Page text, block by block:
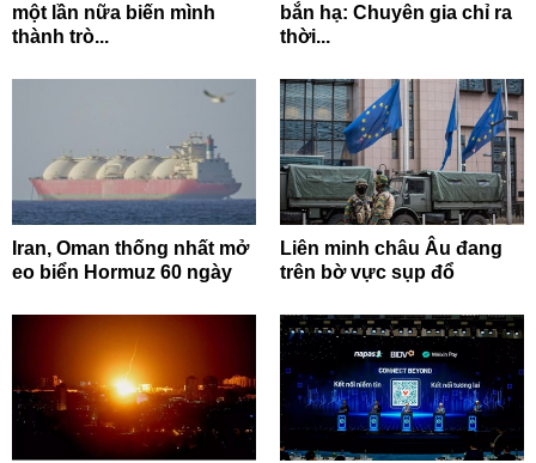
một lần nữa biến mình
thành trò...
bắn hạ: Chuyên gia chỉ ra
thời...
Iran, Oman thống nhất mở
eo biển Hormuz 60 ngày
Liên minh châu Âu đang
trên bờ vực sụp đổ